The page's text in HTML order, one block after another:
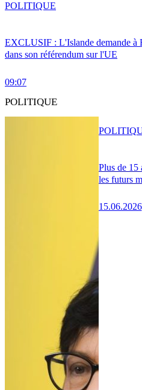
EXCLUSIF : L'Islande demande à
dans son référendum sur l'UE
09:07
POLITIQUE
POLITIQUE
Plus de 15
les futurs
15.06.2026